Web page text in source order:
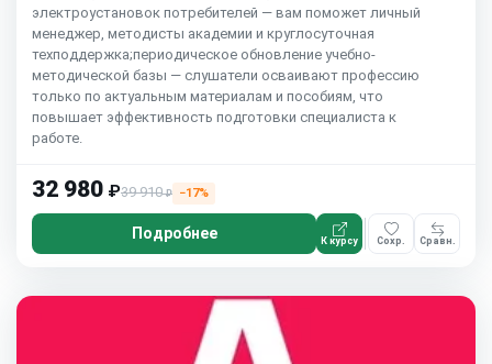
электроустановок потребителей — вам поможет личный
менеджер, методисты академии и круглосуточная
техподдержка;периодическое обновление учебно-
методической базы — слушатели осваивают профессию
только по актуальным материалам и пособиям, что
повышает эффективность подготовки специалиста к
работе.
32 980 ₽39 910₽ −17%
Подробнее К курсу Сохр. Сравн.